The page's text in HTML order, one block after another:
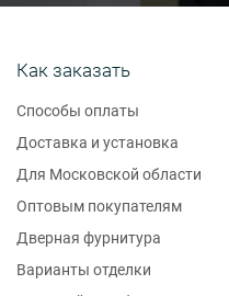
Как заказать
Способы оплаты
Доставка и установка
Для Московской области
Оптовым покупателям
Дверная фурнитура
Варианты отделки